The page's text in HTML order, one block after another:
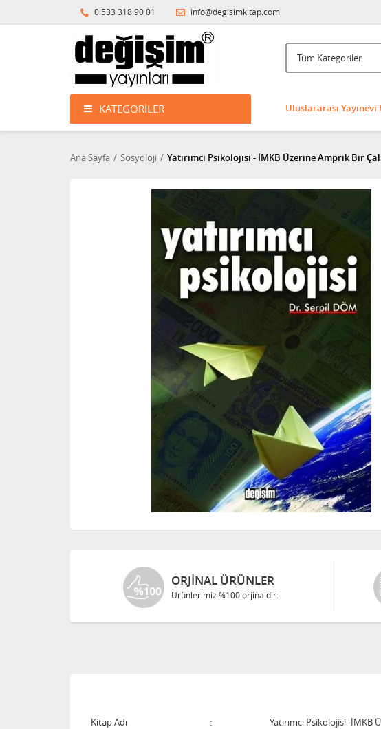
0 533 318 90 01 info@degisimkitap.com
KATEGORILER Uluslararası Yayınevi
Ana Sayfa Sosyoloji Yatırımcı Psikolojisi - İMKB Üzerine Amprik Bir
ORJINAL ÜRÜNLER
Ürünlerimiz %100 orjinaldir.
Kitap Adı :
Yatırımcı Psikolojisi -İMKB